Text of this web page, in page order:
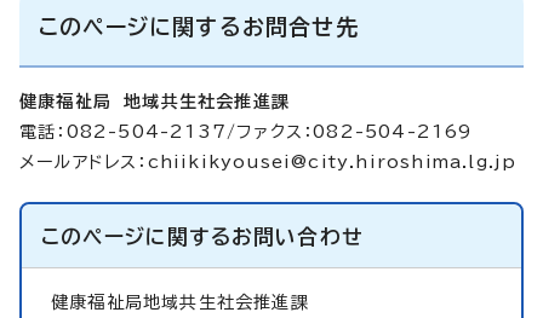
このページに関するお問合せ先
健康福祉局 地域共生社会推進課
電話：082-504-2137/ファクス：082-504-2169
メールアドレス： chiikikyousei@city.hiroshima.lg.jp
このページに関するお問い合わせ
健康福祉局地域共生社会推進課